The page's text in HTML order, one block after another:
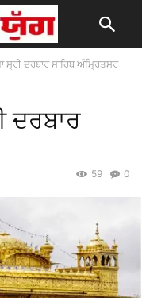
ਸ੍ਰੀ ਦਰਬਾਰ ਸਾਹਿਬ ਅੰਮ੍ਰਿਤਸਰ
ਦਰਬਾਰ
0
59